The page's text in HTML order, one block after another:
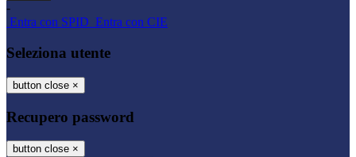
-
Entra con SPID Entra con CIE
Seleziona utente
button close ×
Recupero password
button close ×